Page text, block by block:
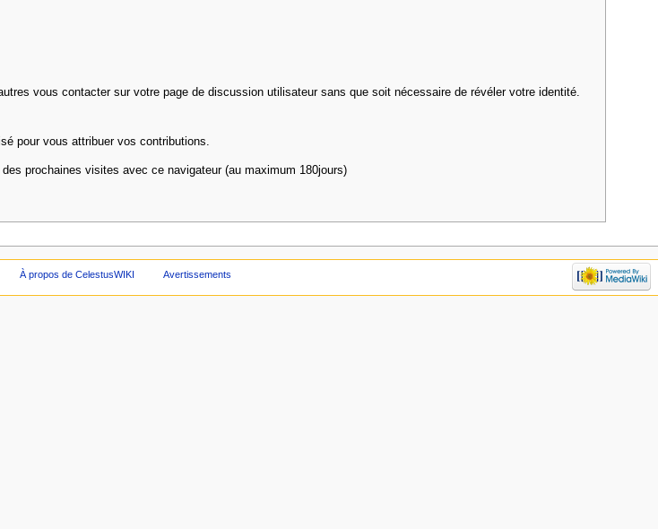
vous contacter sur votre page de discussion utilisateur sans que soit nécessaire de révéler votre identité.
pour vous attribuer vos contributions.
prochaines visites avec ce navigateur (au maximum 180jours)
À propos de CelestusWIKI Avertissements